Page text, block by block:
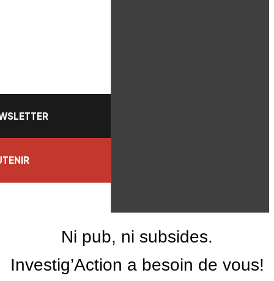
Ni pub, ni subsides.
Investig’Action a besoin de vous!